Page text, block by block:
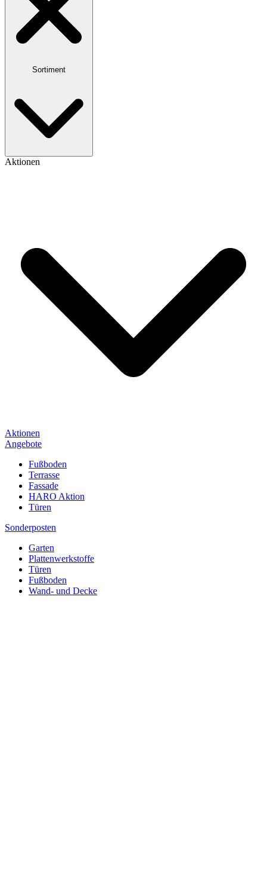
Sortiment
Aktionen
Aktionen
Angebote
Fußboden
Terrasse
Fassade
HARO Aktion
Türen
Sonderposten
Garten
Plattenwerkstoffe
Türen
Fußboden
Wand- und Decke